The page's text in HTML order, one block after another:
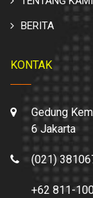
BERITA
KONTAK
Gedung
6 Jakarta
(021)
+62 811-